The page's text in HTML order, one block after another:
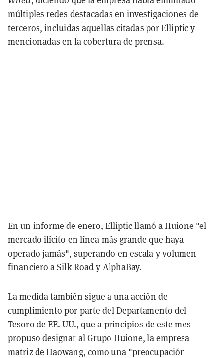
múltiples redes destacadas en investigaciones de
terceros, incluidas aquellas citadas por Elliptic y
mencionadas en la cobertura de prensa.
En un informe de enero, Elliptic llamó a Huione "el
mercado ilícito en línea más grande que haya
operado jamás", superando en escala y volumen
financiero a Silk Road y AlphaBay.
La medida también sigue a una acción de
cumplimiento por parte del Departamento del
Tesoro de EE. UU., que a principios de este mes
propuso designar al Grupo Huione, la empresa
matriz de Haowang, como una "preocupación